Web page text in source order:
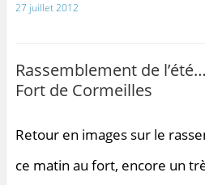
27 juillet 2012
Rassemblement de
Fort de Cormeilles
Retour en images sur le
ce matin au fort, encore un